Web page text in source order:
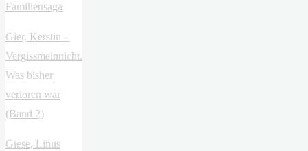
Familiensaga
Gier, Kerstin –
Vergissmeinnicht.
Was bisher
verloren war
(Band 2)
Giese, Linus